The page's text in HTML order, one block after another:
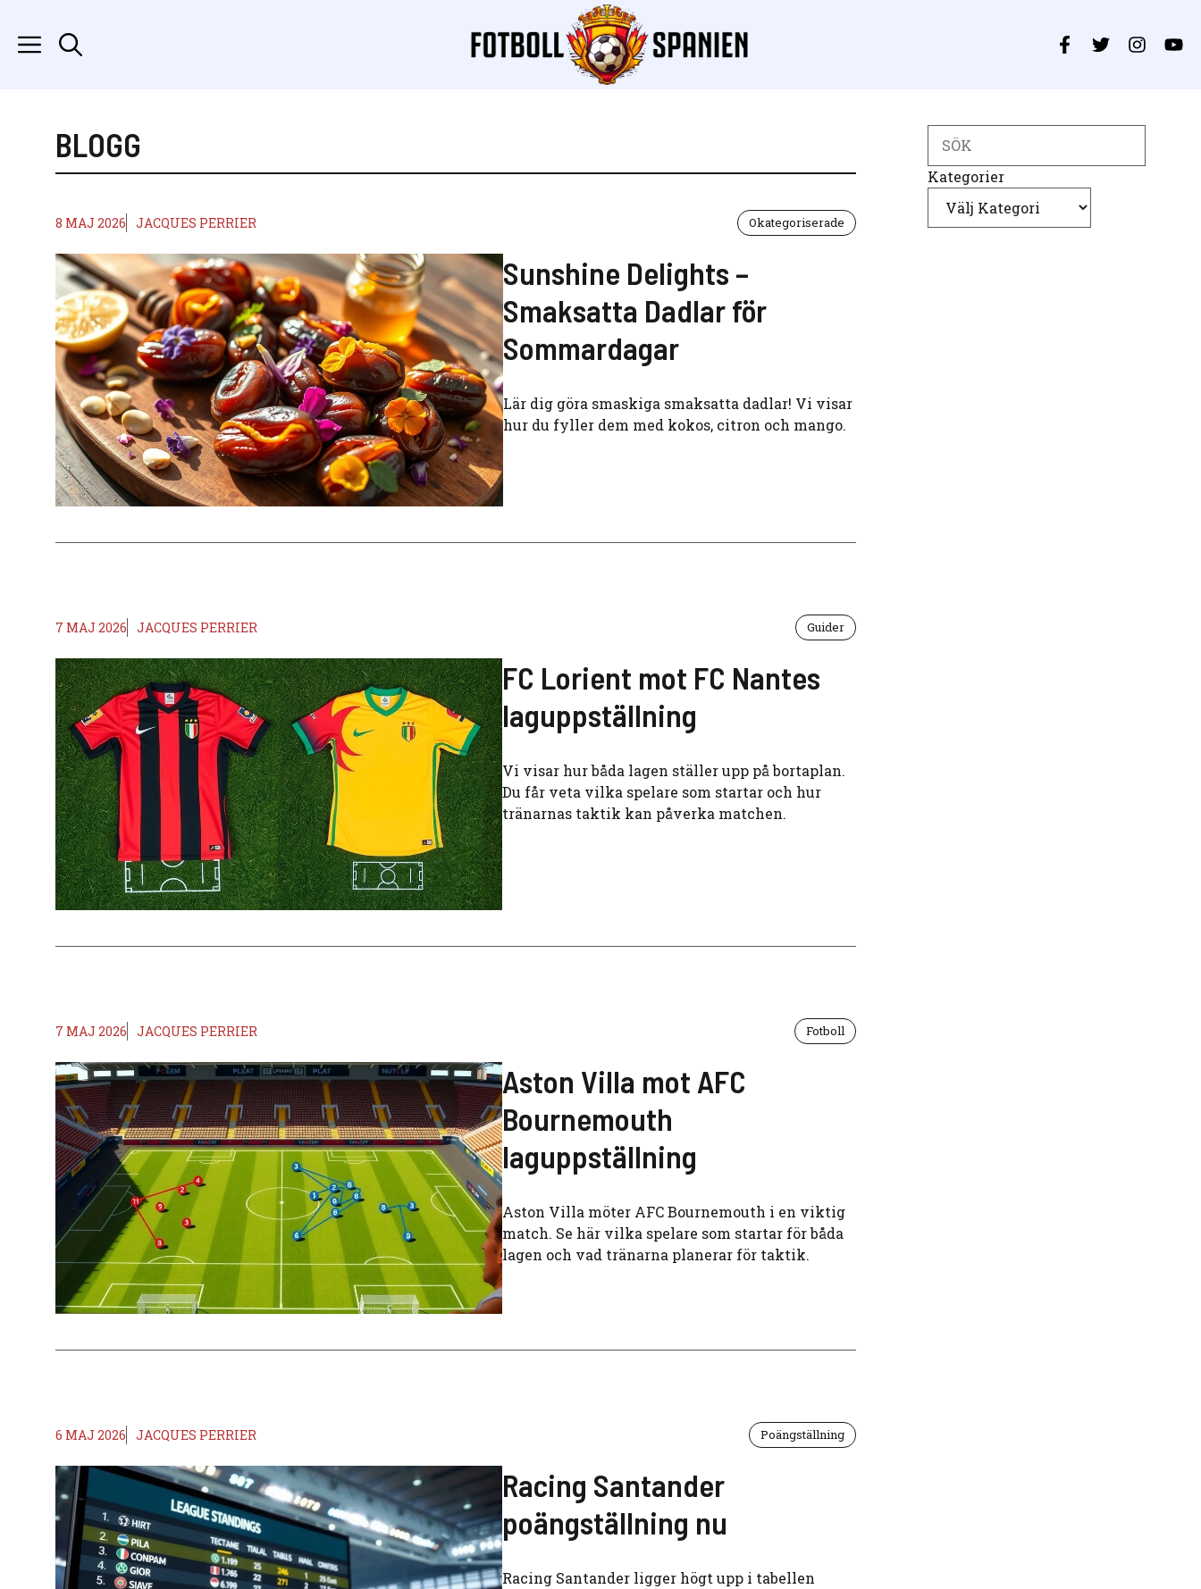
innehåll
BLOGG
8 MAJ 2026 JACQUES PERRIER Okategoriserade
Sunshine Delights –
Smaksatta Dadlar för
Sommardagar
Lär dig göra smaskiga smaksatta dadlar! Vi visar
hur du fyller dem med kokos, citron och mango.
7 MAJ 2026 JACQUES PERRIER Guider
FC Lorient mot FC Nantes
laguppställning
Vi visar hur båda lagen ställer upp på bortaplan.
Du får veta vilka spelare som startar och hur
tränarnas taktik kan påverka matchen.
7 MAJ 2026 JACQUES PERRIER Fotboll
Aston Villa mot AFC
Bournemouth
laguppställning
Aston Villa möter AFC Bournemouth i en viktig
match. Se här vilka spelare som startar för båda
lagen och vad tränarna planerar för taktik.
6 MAJ 2026 JACQUES PERRIER Poängställning
Racing Santander
poängställning nu
Racing Santander ligger högt upp i tabellen
Search
Kategorier